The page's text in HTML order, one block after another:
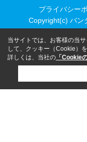
プライバシー
Copyright(c) バン
当サイトでは、お客様の当
して、クッキー（Cookie）
詳しくは、当社の 「Cookie